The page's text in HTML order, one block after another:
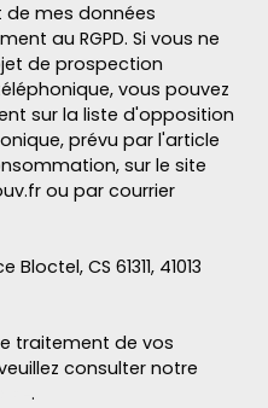
mes données
au RGPD. Si vous ne
de prospection
vous pouvez
sur la liste d'opposition
prévu par l'article
sur le site
ou par courrier
CS 61311, 41013
traitement de vos
consulter notre
.